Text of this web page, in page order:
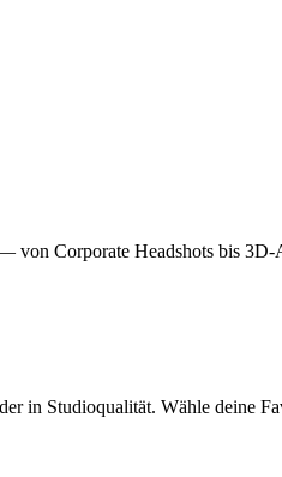
von Corporate Headshots bis 3D-
in Studioqualität. Wähle deine